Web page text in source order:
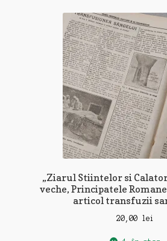
„Ziarul Stiintelor si
veche, Principatele
articol transfuzii
20,00 lei